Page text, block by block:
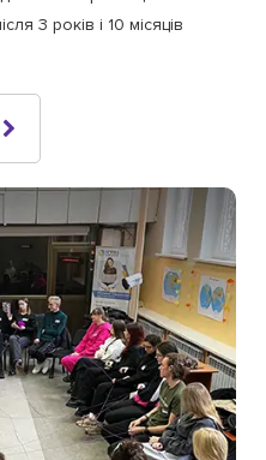
3 років і 10 місяців